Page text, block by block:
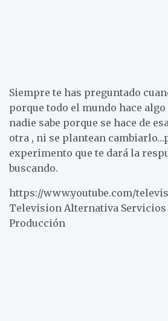
Siempre te has preguntado
porque todo el mundo hace algo
nadie sabe porque se hace de
otra , ni se plantean
experimento que te dará la
buscando.
https://www.youtube.com/
Television Alternativa Servicios
Producción